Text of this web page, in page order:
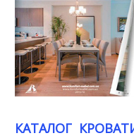
КАТАЛОГ